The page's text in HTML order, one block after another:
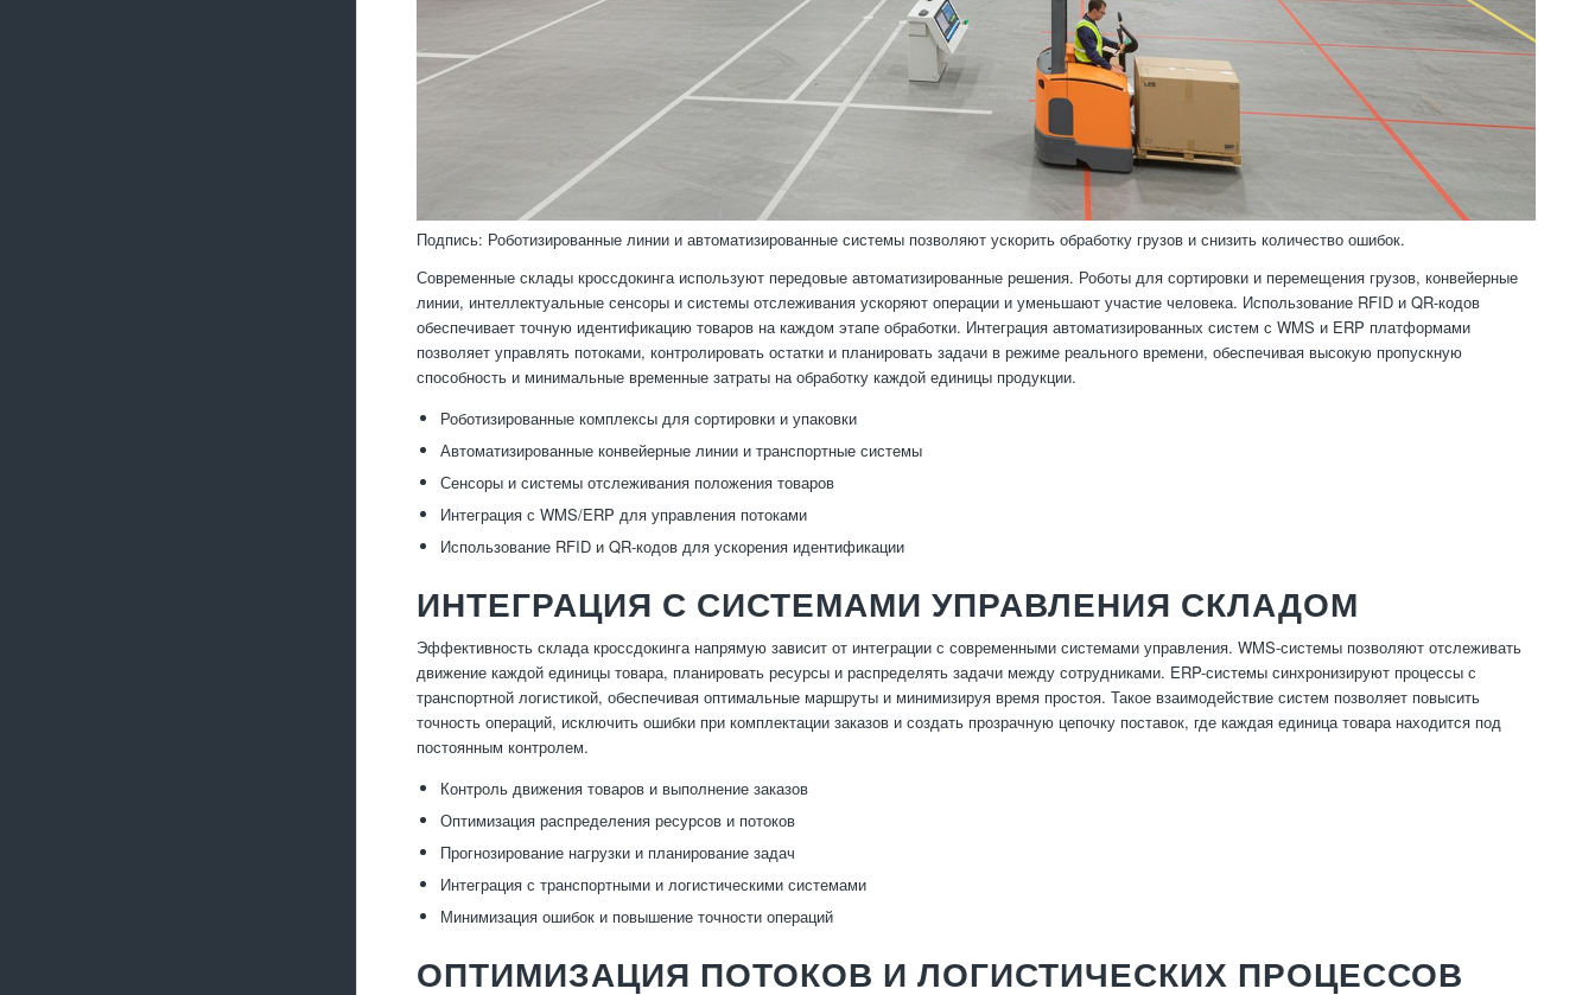
Подпись: Роботизированные линии и автоматизированные системы позволяют ускорить обработку грузов и снизить количество ошибок.
Современные склады кроссдокинга используют передовые автоматизированные решения. Роботы для сортировки и перемещения грузов, конвейерные
линии, интеллектуальные сенсоры и системы отслеживания ускоряют операции и уменьшают участие человека. Использование RFID и QR-кодов
обеспечивает точную идентификацию товаров на каждом этапе обработки. Интеграция автоматизированных систем с WMS и ERP платформами
позволяет управлять потоками, контролировать остатки и планировать задачи в режиме реального времени, обеспечивая высокую пропускную
способность и минимальные временные затраты на обработку каждой единицы продукции.
Роботизированные комплексы для сортировки и упаковки
Автоматизированные конвейерные линии и транспортные системы
Сенсоры и системы отслеживания положения товаров
Интеграция с WMS/ERP для управления потоками
Использование RFID и QR-кодов для ускорения идентификации
ИНТЕГРАЦИЯ С СИСТЕМАМИ УПРАВЛЕНИЯ СКЛАДОМ
Эффективность склада кроссдокинга напрямую зависит от интеграции с современными системами управления. WMS-системы позволяют отслеживать
движение каждой единицы товара, планировать ресурсы и распределять задачи между сотрудниками. ERP-системы синхронизируют процессы с
транспортной логистикой, обеспечивая оптимальные маршруты и минимизируя время простоя. Такое взаимодействие систем позволяет повысить
точность операций, исключить ошибки при комплектации заказов и создать прозрачную цепочку поставок, где каждая единица товара находится под
постоянным контролем.
Контроль движения товаров и выполнение заказов
Оптимизация распределения ресурсов и потоков
Прогнозирование нагрузки и планирование задач
Интеграция с транспортными и логистическими системами
Минимизация ошибок и повышение точности операций
ОПТИМИЗАЦИЯ ПОТОКОВ И ЛОГИСТИЧЕСКИХ ПРОЦЕССОВ